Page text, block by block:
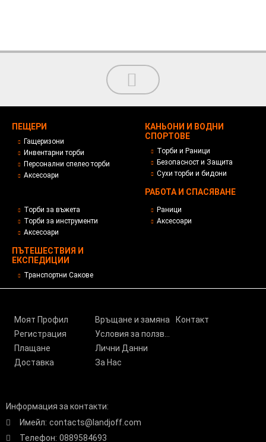
ПЕЩЕРИ
Гащеризони
Инвентарни торби
Персонални спелео торби
Аксесоари
КАНЬОНИ И ВОДНИ
СПОРТОВЕ
Торби и Раници
Безопасност и Защита
Сухи торби и бидони
РАБОТА И СПАСЯВАНЕ
Торби за въжета
Торби за инструменти
Аксесоари
ПЪТЕШЕСТВИЯ И
ЕКСПЕДИЦИИ
Транспортни Сакове
Раници
Аксесоари
Моят Профил
Регистрация
Плащане
Доставка
Връщане и замяна
Лични Данни
За Нас
Контакт
Информация за контакти:
Имейл: contacts@landjoff.com
Телефон: 0889584693